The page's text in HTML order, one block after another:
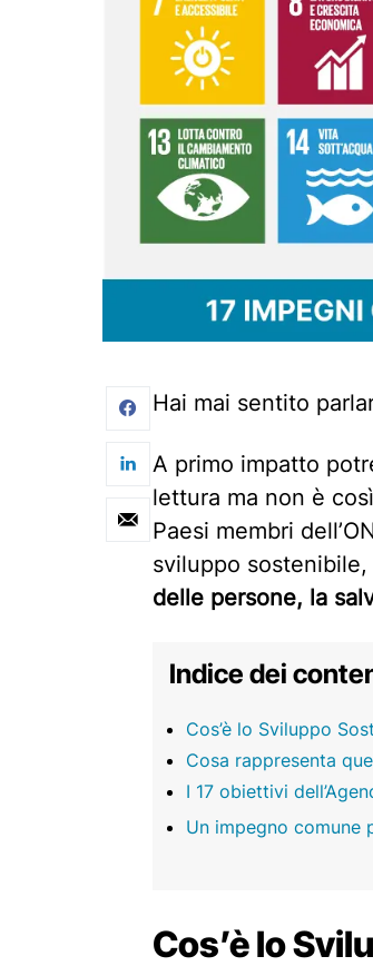
Hai mai sentito
A primo impatto
lettura ma non è
Paesi membri
sviluppo sostenibile,
delle persone, la
Indice dei
Cos’è lo Sviluppo
Cosa rappresenta
I 17 obiettivi
Un impegno comune
Cos’è lo